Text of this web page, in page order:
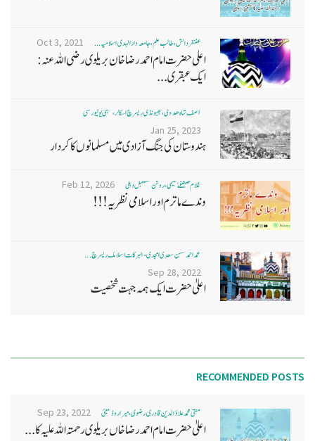
غضنفر دانش، طالب علم، جامعہ دارالہدی اسلامیہ ... Oct 3, 2021
اعلی حضرت امام احمد رضا خان بریلوی رضی اللہ عنہ:
ایک عبقری...
آصف شاہ ھدوی، بھیونڈی ریسرچ اسکالر، ممبئی یونیورسٹی
Jan 25, 2023
ہندوستان کی جنگ آزادی میں مسلمانوں کا کردار
غلام مصطفےٰ نعیمی، روشن مستقبل دہلی Feb 12, 2026
وندے ماترم اور اسلامی نظریہ!!!
محمد احمد حسن سعدی امجدی - البرکات اسلامک ریسرچ ...
Sep 28, 2022
اعلیٰ حضرت ایک ہمہ جہت شخصیت
RECOMMENDED POSTS
مفتی محمد علاؤ الدین قادری رضوی ، میرا روڈ ممبئی Sep 23, 2022
اعلیٰ حضرت امام احمد رضا خاں بر یلو ی رحمتہ اللہ علیہ کا...